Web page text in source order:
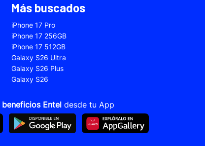
VIVO Y28s
Xiaomi 12T
Xiaomi Redmi A1
Xiaomi Redmi 10A
Xiaomi Redmi 14C
Xiaomi Redmi Note 11
Xiaomi Redmi Note 13
Más buscados
iPhone 17 Pro
iPhone 17 256GB
iPhone 17 512GB
Galaxy S26 Ultra
Galaxy S26 Plus
Galaxy S26
beneficios Enteldesde tu App